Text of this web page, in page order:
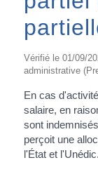
Vérifié le 01/09/
administrative
En cas
salaire, en
sont
perçoit une
l'État et l'Unédic.